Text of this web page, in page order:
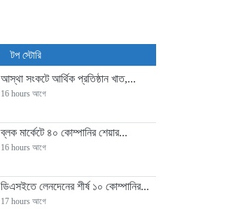
টপ স্টোরি
আস্থা সংকটে আর্থিক প্রতিষ্ঠান খাত,...
16 hours আগে
ব্লক মার্কেটে ৪০ কোম্পানির শেয়ার...
16 hours আগে
ডিএসইতে লেনদেনের শীর্ষ ১০ কোম্পানির...
17 hours আগে